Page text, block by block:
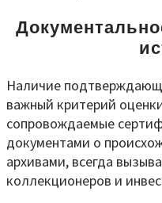
Наличие
важный критерий
сопровождаемые
документами о
архивами, всегда
коллекционеров и